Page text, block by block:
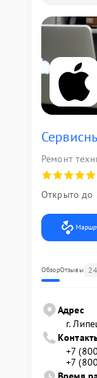
Ремонт
Открыто до
ОбзорОтзывы
Адрес
г.
+7
+7